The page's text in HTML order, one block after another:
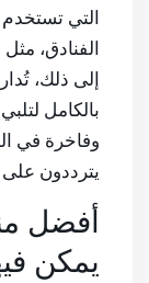
التي
الفنادق،
إلى ذلك،
بالكامل
وفاخرة في
يترددون
أفضل
يمكن